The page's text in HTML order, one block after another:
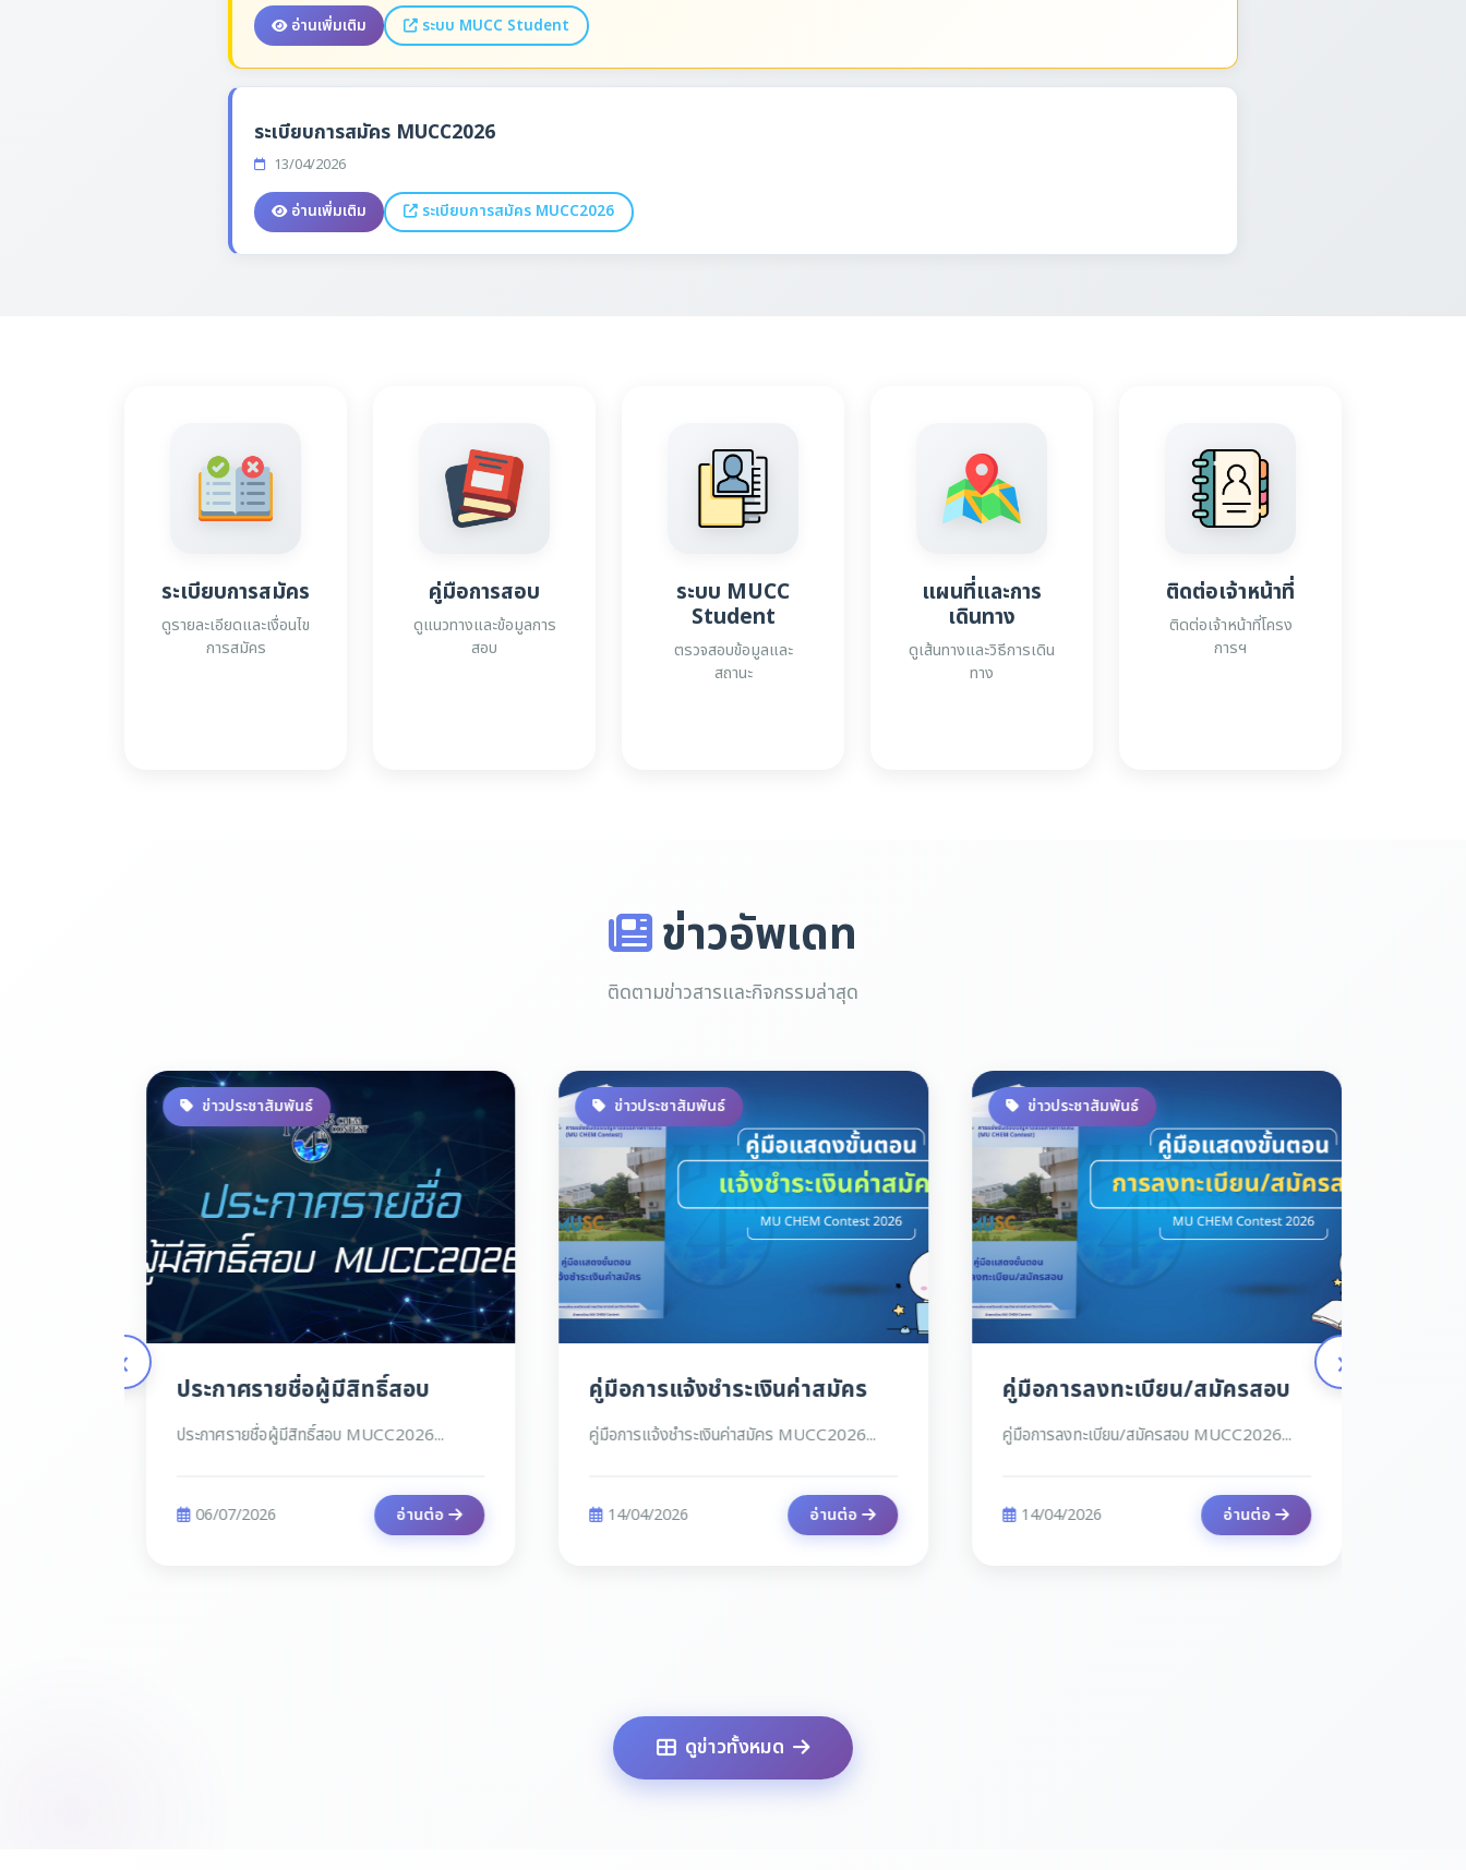
อ่านเพิ่มเติม ระบบ MUCC Student
ระเบียบการสมัคร MUCC2026
13/04/2026
อ่านเพิ่มเติม ระเบียบการสมัคร MUCC2026
ระเบียบการสมัคร
ดูรายละเอียดและเงื่อนไข
การสมัคร
คู่มือการสอบ
ดูแนวทางและข้อมูลการ
สอบ
ระบบ MUCC
Student
ตรวจสอบข้อมูลและ
สถานะ
แผนที่และการ
เดินทาง
ดูเส้นทางและวิธีการเดิน
ทาง
ติดต่อเจ้าหน้าที่
ติดต่อเจ้าหน้าที่โครง
การฯ
ข่าวอัพเดท
ติดตามข่าวสารและกิจกรรมล่าสุด
ข่าวประชาสัมพันธ์
ประกาศรายชื่อผู้มีสิทธิ์สอบ
ประกาศรายชื่อผู้มีสิทธิ์สอบ MUCC2026...
06/07/2026 อ่านต่อ
ข่าวประชาสัมพันธ์
คู่มือการแจ้งชำระเงินค่าสมัคร
คู่มือการแจ้งชำระเงินค่าสมัคร MUCC2026...
14/04/2026 อ่านต่อ
ข่าวประชาสัมพันธ์
คู่มือการลงทะเบียน/สมัครสอบ
คู่มือการลงทะเบียน/สมัครสอบ MUCC2026...
14/04/2026 อ่านต่อ
‹ ›
ดูข่าวทั้งหมด